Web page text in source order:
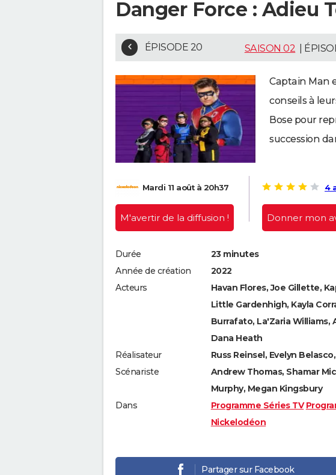
Danger Force : Adieu
ÉPISODE 20 SAISON 02 |
Captain Man
conseils à
Bose pour
succession
Mardi 11 août à 20h37
M'avertir de la diffusion !
4
Donner mon
Durée
23 minutes
Année de création
2022
Acteurs
Havan Flores, Joe Gillette,
Little Gardenhigh, Kayla
Burrafato, La'Zaria Williams,
Dana Heath
Réalisateur
Russ Reinsel, Evelyn
Scénariste
Andrew Thomas, Shamar
Murphy, Megan Kingsbury
Dans
Programme Séries TV
Nickelodéon
Partager sur Facebook